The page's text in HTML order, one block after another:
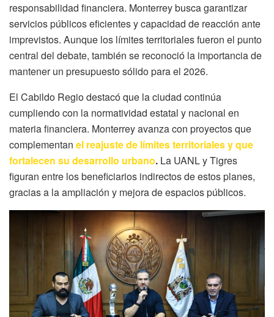
responsabilidad financiera. Monterrey busca garantizar
servicios públicos eficientes y capacidad de reacción ante
imprevistos. Aunque los límites territoriales fueron el punto
central del debate, también se reconoció la importancia de
mantener un presupuesto sólido para el 2026.
El Cabildo Regio destacó que la ciudad continúa
cumpliendo con la normatividad estatal y nacional en
materia financiera. Monterrey avanza con proyectos que
complementan el reajuste de límites territoriales y que
fortalecen su desarrollo urbano. La UANL y Tigres
figuran entre los beneficiarios indirectos de estos planes,
gracias a la ampliación y mejora de espacios públicos.